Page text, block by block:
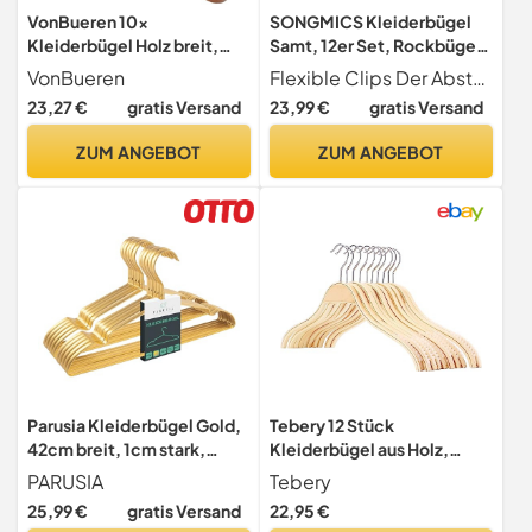
VonBueren 10x
Kleiderbügel Holz breit,
Holzkleiderbügel Anzug,
Holzbügel
VonBueren
23,27 € gratis Versand
ZUM ANGEBOT
SONGMICS Kleiderbügel
Samt, 12er Set, Rockbügel,
42,5 cm breit, mit
verstellbaren Clips,
rutschfest, platzsparend,
grau CRF12V
Flexible Clips Der Abstand zwischen den 2 Klammern der Bügel ist verstellbar (maximaler Abstand 38 cm) für Hosen und Röcke verschiedener Größen gut geeignet. Die Clips sind mit Gummi-Pads ausgestattet, die rutschfest sind und Ihre Kleidung schützen
23,99 € gratis Versand
ZUM ANGEBOT
Parusia Kleiderbügel Gold,
42cm breit, 1cm stark,
Kleiderbügel Metall
rostfrei, formstabil, zur
platzsparenden
PARUSIA
25,99 € gratis Versand
Tebery 12 Stück
Kleiderbügel aus Holz,
rutschfest, Platzsparende
Garderobenbügel für
Hosen, Rock, Hemd, Anzug,
Tebery
22,95 €